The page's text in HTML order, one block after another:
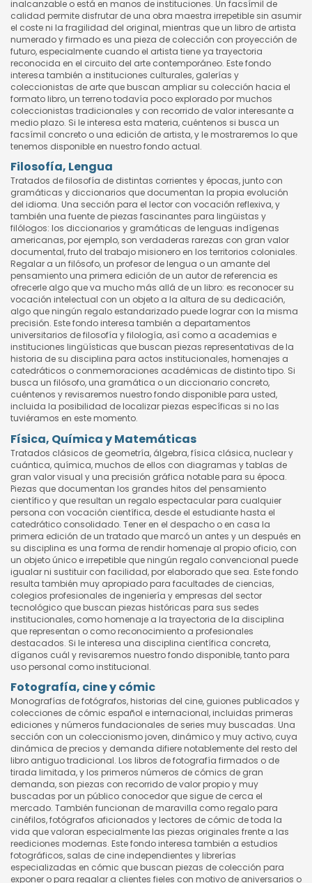
inalcanzable o está en manos de instituciones. Un facsímil de
calidad permite disfrutar de una obra maestra irrepetible sin asumir
el coste ni la fragilidad del original, mientras que un libro de artista
numerado y firmado es una pieza de colección con proyección de
futuro, especialmente cuando el artista tiene ya trayectoria
reconocida en el circuito del arte contemporáneo. Este fondo
interesa también a instituciones culturales, galerías y
coleccionistas de arte que buscan ampliar su colección hacia el
formato libro, un terreno todavía poco explorado por muchos
coleccionistas tradicionales y con recorrido de valor interesante a
medio plazo. Si le interesa esta materia, cuéntenos si busca un
facsímil concreto o una edición de artista, y le mostraremos lo que
tenemos disponible en nuestro fondo actual.
Filosofía, Lengua
Tratados de filosofía de distintas corrientes y épocas, junto con
gramáticas y diccionarios que documentan la propia evolución
del idioma. Una sección para el lector con vocación reflexiva, y
también una fuente de piezas fascinantes para lingüistas y
filólogos: los diccionarios y gramáticas de lenguas indígenas
americanas, por ejemplo, son verdaderas rarezas con gran valor
documental, fruto del trabajo misionero en los territorios coloniales.
Regalar a un filósofo, un profesor de lengua o un amante del
pensamiento una primera edición de un autor de referencia es
ofrecerle algo que va mucho más allá de un libro: es reconocer su
vocación intelectual con un objeto a la altura de su dedicación,
algo que ningún regalo estandarizado puede lograr con la misma
precisión. Este fondo interesa también a departamentos
universitarios de filosofía y filología, así como a academias e
instituciones lingüísticas que buscan piezas representativas de la
historia de su disciplina para actos institucionales, homenajes a
catedráticos o conmemoraciones académicas de distinto tipo. Si
busca un filósofo, una gramática o un diccionario concreto,
cuéntenos y revisaremos nuestro fondo disponible para usted,
incluida la posibilidad de localizar piezas específicas si no las
tuviéramos en este momento.
Física, Química y Matemáticas
Tratados clásicos de geometría, álgebra, física clásica, nuclear y
cuántica, química, muchos de ellos con diagramas y tablas de
gran valor visual y una precisión gráfica notable para su época.
Piezas que documentan los grandes hitos del pensamiento
científico y que resultan un regalo espectacular para cualquier
persona con vocación científica, desde el estudiante hasta el
catedrático consolidado. Tener en el despacho o en casa la
primera edición de un tratado que marcó un antes y un después en
su disciplina es una forma de rendir homenaje al propio oficio, con
un objeto único e irrepetible que ningún regalo convencional puede
igualar ni sustituir con facilidad, por elaborado que sea. Este fondo
resulta también muy apropiado para facultades de ciencias,
colegios profesionales de ingeniería y empresas del sector
tecnológico que buscan piezas históricas para sus sedes
institucionales, como homenaje a la trayectoria de la disciplina
que representan o como reconocimiento a profesionales
destacados. Si le interesa una disciplina científica concreta,
díganos cuál y revisaremos nuestro fondo disponible, tanto para
uso personal como institucional.
Fotografía, cine y cómic
Monografías de fotógrafos, historias del cine, guiones publicados y
colecciones de cómic español e internacional, incluidas primeras
ediciones y números fundacionales de series muy buscadas. Una
sección con un coleccionismo joven, dinámico y muy activo, cuya
dinámica de precios y demanda difiere notablemente del resto del
libro antiguo tradicional. Los libros de fotografía firmados o de
tirada limitada, y los primeros números de cómics de gran
demanda, son piezas con recorrido de valor propio y muy
buscadas por un público conocedor que sigue de cerca el
mercado. También funcionan de maravilla como regalo para
cinéfilos, fotógrafos aficionados y lectores de cómic de toda la
vida que valoran especialmente las piezas originales frente a las
reediciones modernas. Este fondo interesa también a estudios
fotográficos, salas de cine independientes y librerías
especializadas en cómic que buscan piezas de colección para
exponer o para regalar a clientes fieles con motivo de aniversarios o